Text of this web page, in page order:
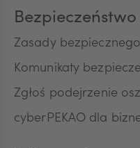
Bezpieczeństwo
Zasady
Komunikaty
Zgłoś podejrzenie
cyberPEKAO dla